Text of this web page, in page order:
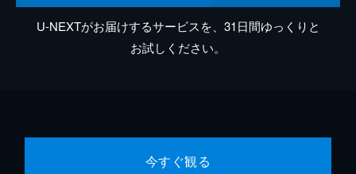
U-NEXTがお届けするサービスを、31日間ゆっくりと
お試しください。
今すぐ観る